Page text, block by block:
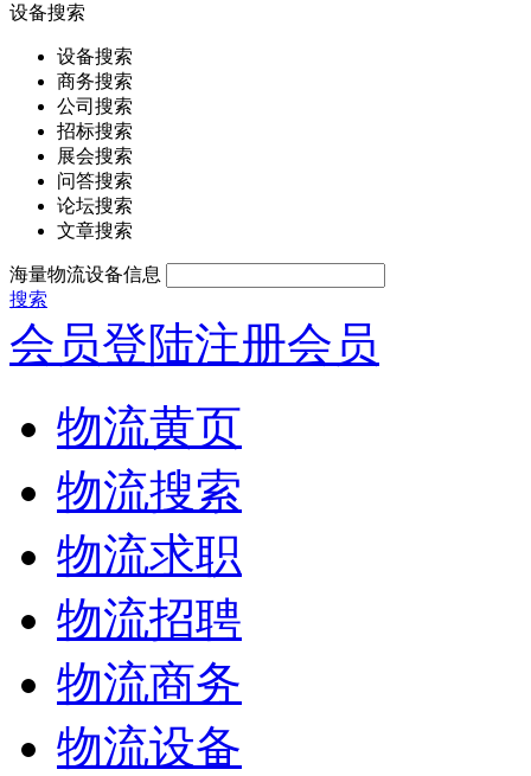
设备搜索
设备搜索
商务搜索
公司搜索
招标搜索
展会搜索
问答搜索
论坛搜索
文章搜索
海量物流设备信息
搜索
会员登陆注册会员
物流黄页
物流搜索
物流求职
物流招聘
物流商务
物流设备